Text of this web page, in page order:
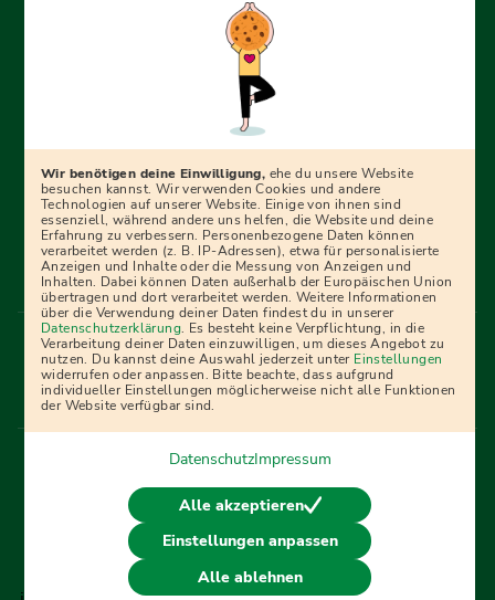
Erfolgreich bewerben mit Ausbildungspark: Wir
begleiten dich Schritt für Schritt bei deinem Start in den
Ratgebern und Prüfungspaketen, interaktiven
Videokursen und vielem mehr. Für alle, die was werden
wollen!
Menü Fußleiste
Impressum Bildquellen Presse
Mediadaten
Partner
AGB Datenschutz
Widerrufsbelehrung
Bestellung
Affiliate Partner Cookies
Vertrag widerrufen
© 2026 Ausbildungspark Verlag. Alle Rechte vorbehalten.
Wir benötigen deine Einwilligung, ehe du unsere Website
besuchen kannst. Wir verwenden Cookies und andere
Technologien auf unserer Website. Einige von ihnen sind
essenziell, während andere uns helfen, die Website und deine
Erfahrung zu verbessern. Personenbezogene Daten können
verarbeitet werden (z. B. IP-Adressen), etwa für personalisierte
Anzeigen und Inhalte oder die Messung von Anzeigen und
Inhalten. Dabei können Daten außerhalb der Europäischen Union
übertragen und dort verarbeitet werden. Weitere Informationen
über die Verwendung deiner Daten findest du in unserer
Datenschutzerklärung. Es besteht keine Verpflichtung, in die
Verarbeitung deiner Daten einzuwilligen, um dieses Angebot zu
nutzen. Du kannst deine Auswahl jederzeit unter Einstellungen
widerrufen oder anpassen. Bitte beachte, dass aufgrund
individueller Einstellungen möglicherweise nicht alle Funktionen
der Website verfügbar sind.
DatenschutzImpressum
Alle akzeptieren
Einstellungen anpassen
Alle ablehnen